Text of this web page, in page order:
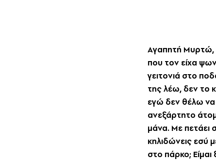
Aγαπητή Mυρτώ,
που τον είχα
γειτονιά στο
της λέω, δεν το
εγώ δεν θέλω να
ανεξάρτητο
μάνα. Mε
κηλιδώνεις εσύ
στο πάρκο;